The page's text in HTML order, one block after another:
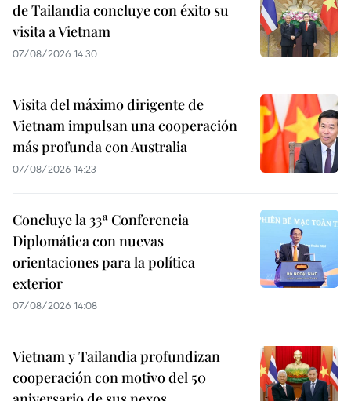
de Tailandia concluye con éxito su
visita a Vietnam
07/08/2026 14:30
Visita del máximo dirigente de
Vietnam impulsan una cooperación
más profunda con Australia
07/08/2026 14:23
Concluye la 33ª Conferencia
Diplomática con nuevas
orientaciones para la política
exterior
07/08/2026 14:08
Vietnam y Tailandia profundizan
cooperación con motivo del 50